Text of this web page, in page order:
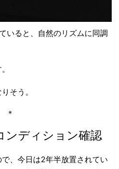
いると、自然のリズムに同調
そう。
＊
ンディション確認
、今日は2年半放置されてい